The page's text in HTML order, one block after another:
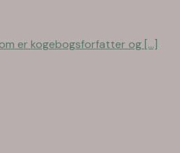
er kogebogsforfatter og [...]